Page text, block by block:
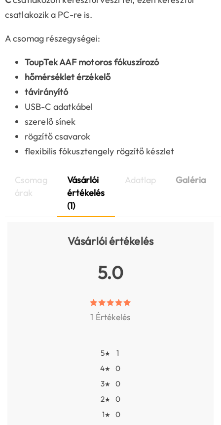
csatlakozik a PC-re is.
A csomag részegységei:
ToupTek AAF motoros fókuszírozó
hőmérséklet érzékelő
távirányító
USB-C adatkábel
szerelő sínek
rögzítő csavarok
flexibilis fókusztengely rögzítő készlet
Csomag
árak
Vásárlói
értékelés
(1)
Adatlap Galéria
Vásárlói értékelés
5.0
1 Értékelés
5★
1
4★
0
3★
0
2★
0
1★ 0